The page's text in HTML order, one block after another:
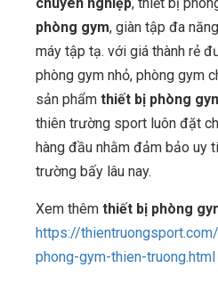
phòng gym, giàn tập đa
máy tập tạ. với giá thành rẻ
phòng gym nhỏ, phòng gym
sản phẩm thiết bị phòng
thiên trường sport luôn đặt
hàng đầu nhằm đảm bảo uy
trường bấy lâu nay.
Xem thêm thiết bị phòng
https://
phong-gym-thien-truong.html